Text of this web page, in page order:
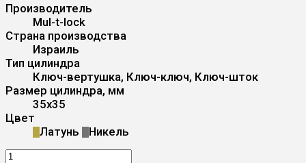
Производитель
Mul-t-lock
Страна производства
Израиль
Тип цилиндра
Ключ-вертушка, Ключ-ключ, Ключ-шток
Размер цилиндра, мм
35x35
Цвет
Латунь
Никель